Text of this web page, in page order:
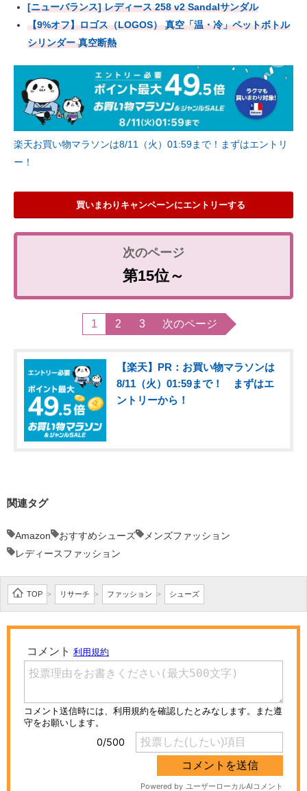
[ニューバランス] レディース 258 v2 Sandalサンダル
【9%オフ】ロゴス（LOGOS） 真空「温・冷」ペットボトル
シリンダー 真空断熱
楽天お買い物マラソンは8/11（火）01:59まで！まずはエントリ
ー！
買いまわりキャンペーンにエントリーする
第15位～
1 2 3 次のページ
【楽天】PR：お買い物マラソンは
8/11（火）01:59まで！ まずはエ
ントリーから！
関連タグ
Amazon おすすめシューズ
メンズファッション
レディースファッション
TOP > リサーチ > ファッション > シューズ